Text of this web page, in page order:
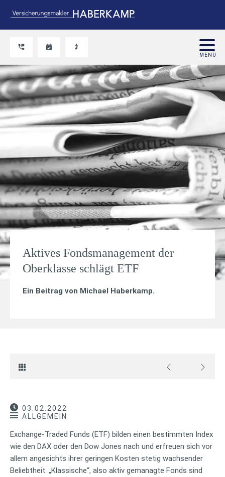
Aktives Fondsmanagement der
Oberklasse schlägt ETF
Ein Beitrag von Michael Haberkamp.
03.02.2022
ALLGEMEIN
Exchange-Traded Funds (ETF) bilden einen bestimmten Index
wie den DAX oder den Dow Jones nach und erfreuen sich vor
allem angesichts ihrer geringen Kosten stetig wachsender
Beliebtheit. „Klassische“, also aktiv gemanagte Fonds sind